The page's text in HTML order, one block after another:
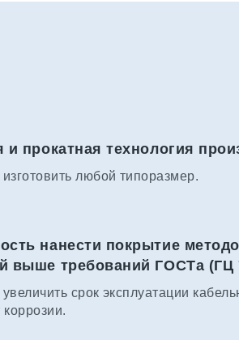
и прокатная технология
любой типоразмер.
нанести покрытие
выше требований ГОСТа (ГЦ
срок эксплуатации
коррозии.